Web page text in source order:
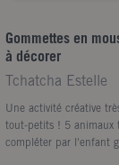
Gommettes en
à décorer
Tchatcha Estelle
Une activité créative
tout-petits ! 5 animaux
compléter par l'enfant